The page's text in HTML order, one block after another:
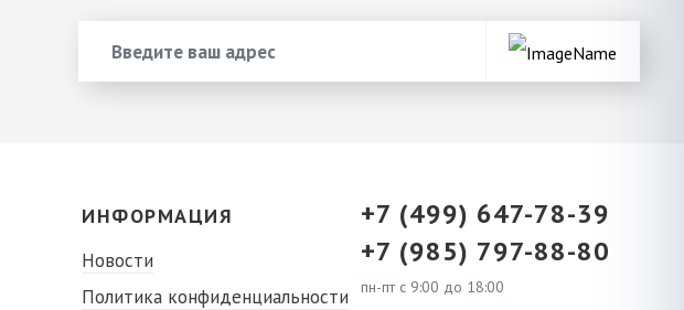
ИНФОРМАЦИЯ
Новости
Политика конфиденциальности
+7 (499) 647-78-39
+7 (985) 797-88-80
пн-пт с 9:00 до 18:00